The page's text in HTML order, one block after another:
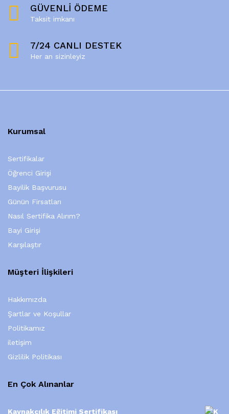
GÜVENLİ ÖDEME
Taksit imkanı
7/24 CANLI DESTEK
Her an sizinleyiz
Kurumsal
Sertifikalar
Öğrenci Girişi
Bayilik Başvurusu
Günün Firsatları
Nasıl Sertifika Alırım?
Bayi Girişi
Karşılaştır
Müşteri İlişkileri
Hakkımızda
Şartlar ve Koşullar
Politikamız
iletişim
Gizlilik Politikası
En Çok Alınanlar
Kaynakçılık Eğitimi Sertifikası